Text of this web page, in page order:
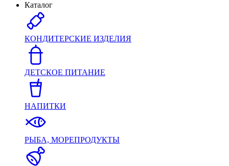
Каталог
КОНДИТЕРСКИЕ ИЗДЕЛИЯ
ДЕТСКОЕ ПИТАНИЕ
НАПИТКИ
РЫБА, МОРЕПРОДУКТЫ